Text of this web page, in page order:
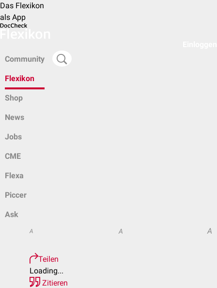
Das Flexikon
als App
Community
Flexikon
Shop
News
Jobs
CME
Flexa
Piccer
Ask
A A A
Teilen
Loading...
Zitieren